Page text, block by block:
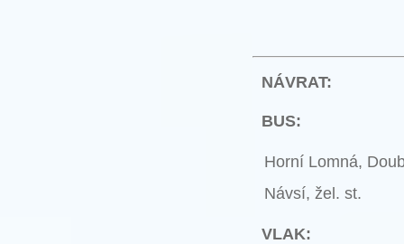
NÁVRAT:
BUS:
Horní Lomná,
Návsí, žel. st.
VLAK: